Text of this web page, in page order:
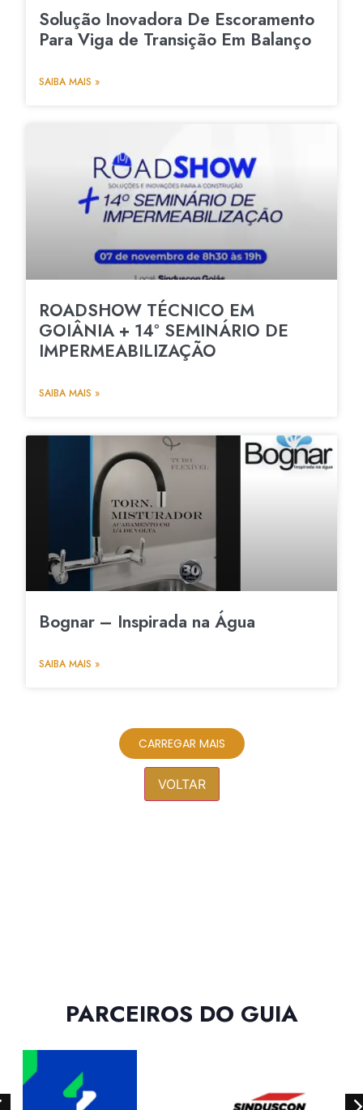
Solução Inovadora De Escoramento
Para Viga de Transição Em Balanço
SAIBA MAIS »
ROADSHOW TÉCNICO EM
GOIÂNIA + 14º SEMINÁRIO DE
IMPERMEABILIZAÇÃO
SAIBA MAIS »
Bognar – Inspirada na Água
SAIBA MAIS »
CARREGAR MAIS
VOLTAR
PARCEIROS DO GUIA